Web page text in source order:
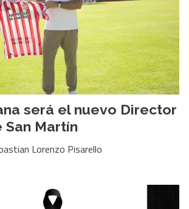
será el nuevo Director
San Martín
Lorenzo Pisarello